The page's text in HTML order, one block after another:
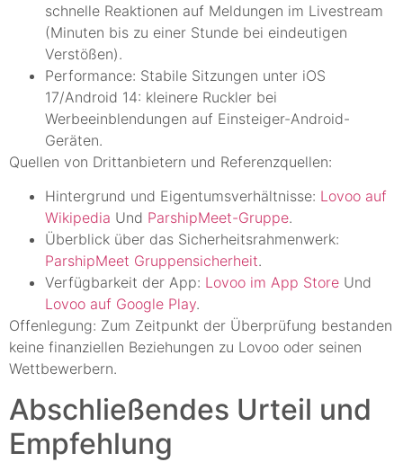
schnelle Reaktionen auf Meldungen im Livestream
(Minuten bis zu einer Stunde bei eindeutigen
Verstößen).
Performance: Stabile Sitzungen unter iOS
17/Android 14: kleinere Ruckler bei
Werbeeinblendungen auf Einsteiger-Android-
Geräten.
Quellen von Drittanbietern und Referenzquellen:
Hintergrund und Eigentumsverhältnisse: Lovoo auf
Wikipedia Und ParshipMeet-Gruppe.
Überblick über das Sicherheitsrahmenwerk:
ParshipMeet Gruppensicherheit.
Verfügbarkeit der App: Lovoo im App Store Und
Lovoo auf Google Play.
Offenlegung: Zum Zeitpunkt der Überprüfung bestanden
keine finanziellen Beziehungen zu Lovoo oder seinen
Wettbewerbern.
Abschließendes Urteil und
Empfehlung